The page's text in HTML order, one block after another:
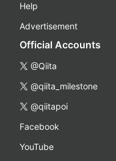
Help
Advertisement
Official Accounts
@Qiita
@qiita_milestone
@qiitapoi
Facebook
YouTube